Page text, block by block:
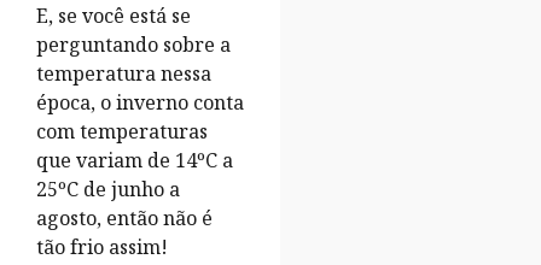
E, se você está se
perguntando sobre a
temperatura nessa
época, o inverno conta
com temperaturas
que variam de 14ºC a
25ºC de junho a
agosto, então não é
tão frio assim!